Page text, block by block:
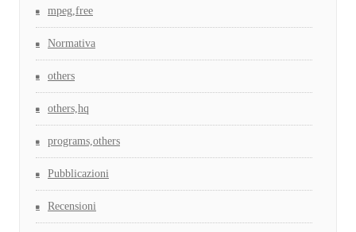
mpeg,free
Normativa
others
others,hq
programs,others
Pubblicazioni
Recensioni